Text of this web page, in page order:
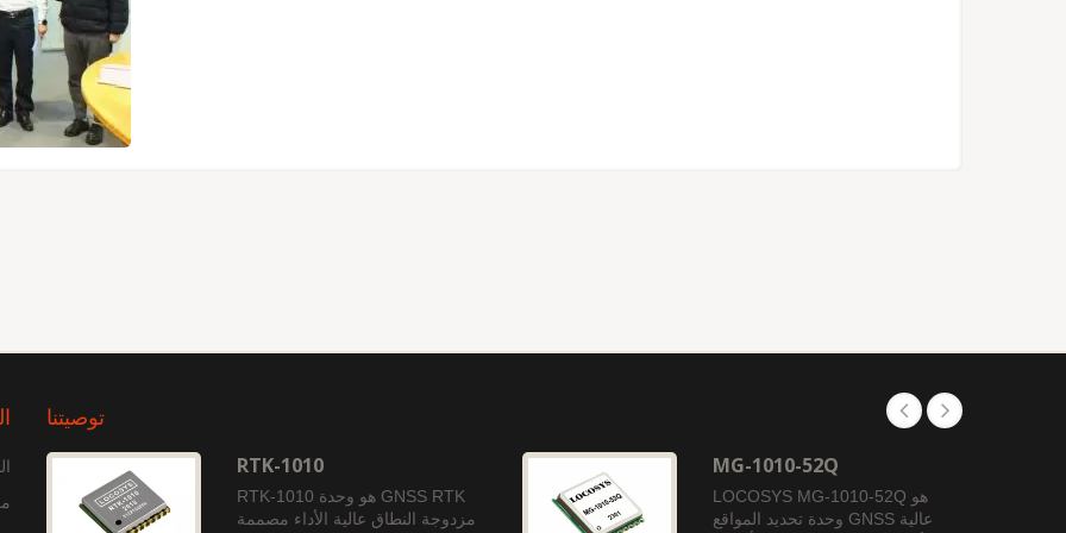
توصيتنا
RTK-1010
RTK-1010 هو وحدة GNSS RTK
مزدوجة النطاق عالية الأداء مصممة
MG-1010-52Q
LOCOSYS MG-1010-52Q هو
وحدة تحديد المواقع GNSS عالية